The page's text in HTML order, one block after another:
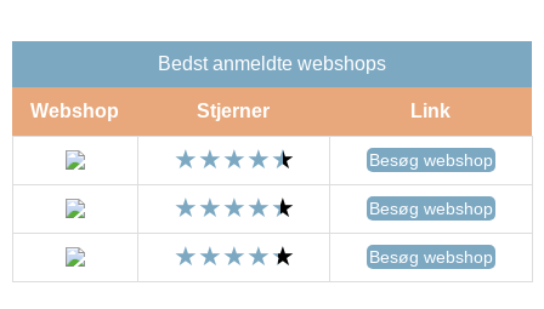
Bedst anmeldte webshops
Webshop Stjerner Link
Besøg webshop
Besøg webshop
Besøg webshop